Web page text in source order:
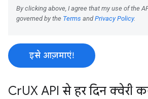
इसे आज़माएं!
CrUX API से हर दिन क्वेरी